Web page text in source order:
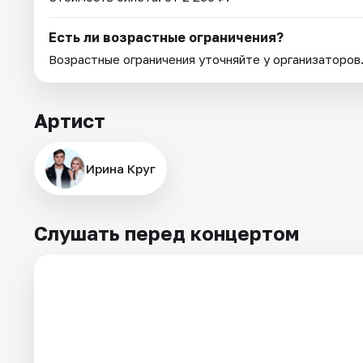
Есть ли возрастные ограничения?
Возрастные ограничения уточняйте у организаторов.
Артист
Ирина Круг
Слушать перед концертом